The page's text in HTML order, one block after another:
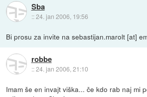
Sba
::24. jan 2006, 19:56
Bi prosu za invite na sebastijan.marolt [at]
robbe
::24. jan 2006, 21:10
Imam še en invajt viška... če kdo rab naj mi